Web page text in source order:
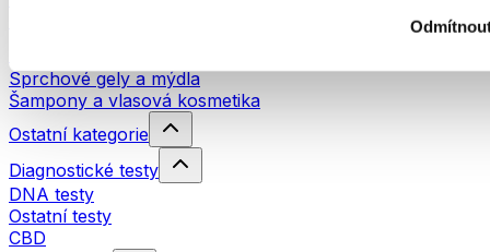
Sprchové gely a mýdla
Šampony a vlasová kosmetika
Ostatní kategorie
Diagnostické testy
DNA testy
Ostatní testy
CBD